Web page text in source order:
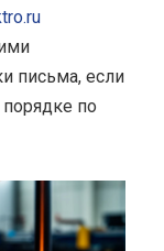
письма, если
по